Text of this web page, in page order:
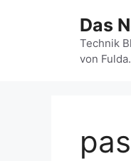
Das
Technik
von Fulda.